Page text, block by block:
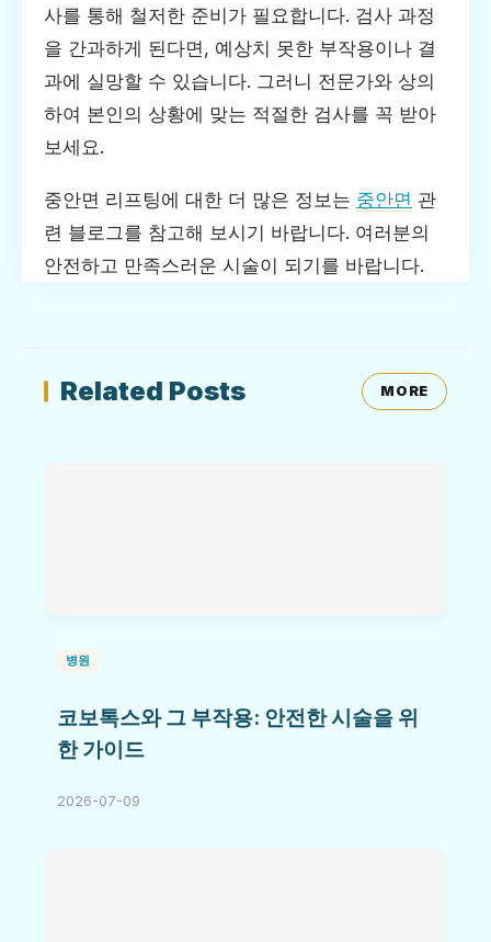
사를 통해 철저한 준비가 필요합니다. 검사 과정
을 간과하게 된다면, 예상치 못한 부작용이나 결
과에 실망할 수 있습니다. 그러니 전문가와 상의
하여 본인의 상황에 맞는 적절한 검사를 꼭 받아
보세요.
중안면 리프팅에 대한 더 많은 정보는 중안면 관
련 블로그를 참고해 보시기 바랍니다. 여러분의
안전하고 만족스러운 시술이 되기를 바랍니다.
Related Posts MORE
병원
코보톡스와 그 부작용: 안전한 시술을 위
한 가이드
2026-07-09